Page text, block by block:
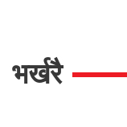
भर्खरै